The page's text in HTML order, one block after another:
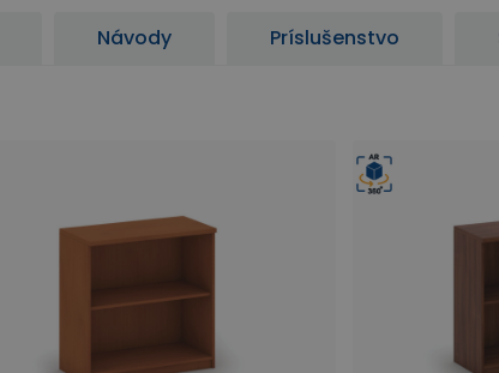
Návody Príslušenstvo